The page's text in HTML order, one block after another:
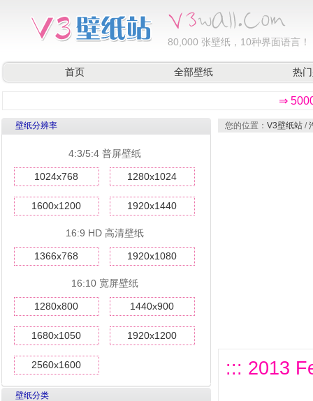
80,000 张壁纸，10种界面语言！
首页 全部壁纸 热
⇒
壁纸分辨率
4:3/5:4 普屏壁纸
1024x768 1280x1024
1600x1200 1920x1440
16:9 HD 高清壁纸
1366x768 1920x1080
16:10 宽屏壁纸
1280x800 1440x900
1680x1050 1920x1200
2560x1600
壁纸分类
您的位置： V3壁纸站 /
::: 2013